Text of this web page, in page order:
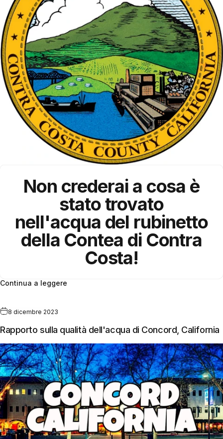
Non crederai a cosa è
stato trovato
nell'acqua del rubinetto
della Contea di Contra
Costa!
Continua a leggere
8 dicembre 2023
Rapporto sulla qualità dell'acqua di Concord, California